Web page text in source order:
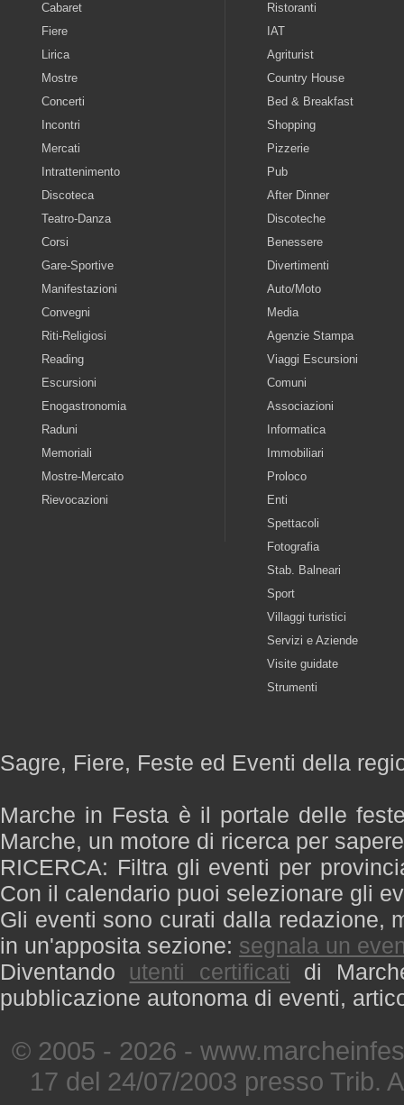
Cabaret
Fiere
Lirica
Mostre
Concerti
Incontri
Mercati
Intrattenimento
Discoteca
Teatro-Danza
Corsi
Gare-Sportive
Manifestazioni
Convegni
Riti-Religiosi
Reading
Escursioni
Enogastronomia
Raduni
Memoriali
Mostre-Mercato
Rievocazioni
Ristoranti
IAT
Agriturist
Country House
Bed & Breakfast
Shopping
Pizzerie
Pub
After Dinner
Discoteche
Benessere
Divertimenti
Auto/Moto
Media
Agenzie Stampa
Viaggi Escursioni
Comuni
Associazioni
Informatica
Immobiliari
Proloco
Enti
Spettacoli
Fotografia
Stab. Balneari
Sport
Villaggi turistici
Servizi e Aziende
Visite guidate
Strumenti
Sagre, Fiere, Feste ed Eventi della
Marche in Festa è il portale delle
Marche, un motore di ricerca per
RICERCA: Filtra gli eventi per
Con il calendario puoi selezionare gli
Gli eventi sono curati dalla redazione,
in un'apposita sezione: segnala un
Diventando utenti certificati di
pubblicazione autonoma di eventi,
© 2005 - 2026 -
17 del 24/07/2003 presso Trib.